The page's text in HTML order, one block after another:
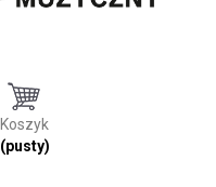
Koszyk
(pusty)